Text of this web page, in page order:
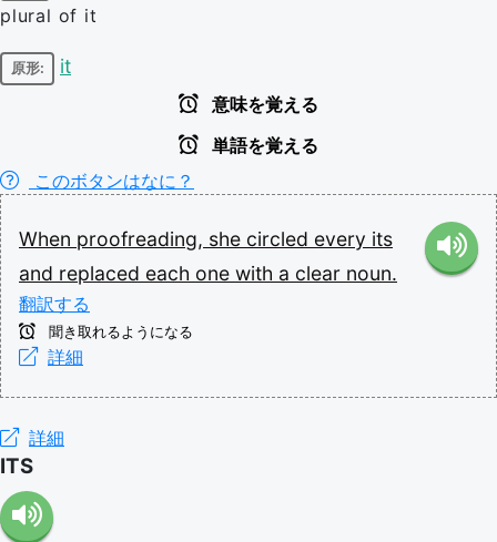
plural of it
原形: it
意味を覚える
単語を覚える
このボタンはなに？
When proofreading, she circled every its
and replaced each one with a clear noun.
翻訳する
聞き取れるようになる
詳細
詳細
ITS